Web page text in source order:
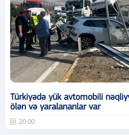
Türkiyədə yük avtomobili
ölən və yaralananlar var
20:00